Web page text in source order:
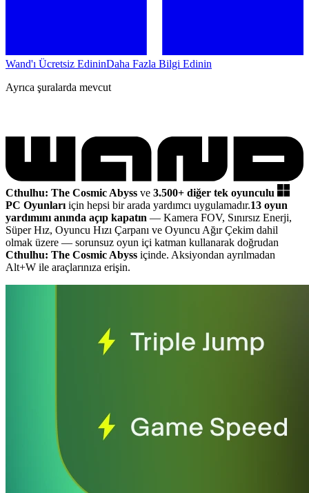
Wand'ı Ücretsiz EdininDaha Fazla Bilgi Edinin
Ayrıca şuralarda mevcut
Cthulhu: The Cosmic Abyss ve 3.500+ diğer tek oyunculu
PC Oyunları için hepsi bir arada yardımcı uygulamadır.13 oyun
yardımını anında açıp kapatın — Kamera FOV, Sınırsız Enerji,
Süper Hız, Oyuncu Hızı Çarpanı ve Oyuncu Ağır Çekim dahil
olmak üzere — sorunsuz oyun içi katman kullanarak doğrudan
Cthulhu: The Cosmic Abyss içinde. Aksiyondan ayrılmadan
Alt+W ile araçlarınıza erişin.